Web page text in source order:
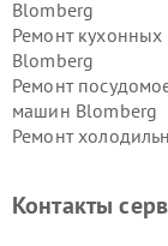
Blomberg
Ремонт кухонных
Blomberg
Ремонт
машин Blomberg
Ремонт
Контакты